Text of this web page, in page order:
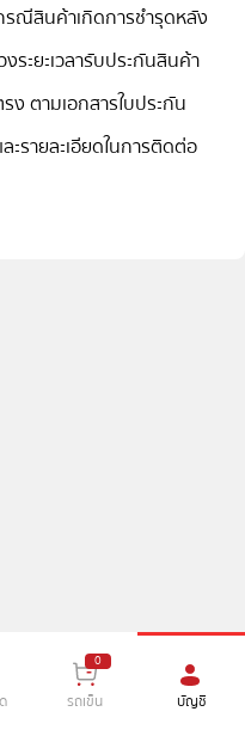
รณีสินค้าเกิดการชำรุดหลัง
ระยะเวลารับประกันสินค้า
ตามเอกสารใบประกัน
รายละเอียดในการติดต่อ
0
รถเข็น บัญชี